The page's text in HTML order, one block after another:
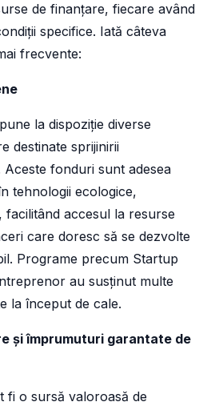
de finanțare, fiecare având
specifice. Iată câteva
frecvente:
la dispoziție diverse
destinate sprijinirii
fonduri sunt adesea
tehnologii ecologice,
facilitând accesul la resurse
care doresc să se dezvolte
Programe precum Startup
au susținut multe
la început de cale.
și împrumuturi garantate de
fi o sursă valoroasă de